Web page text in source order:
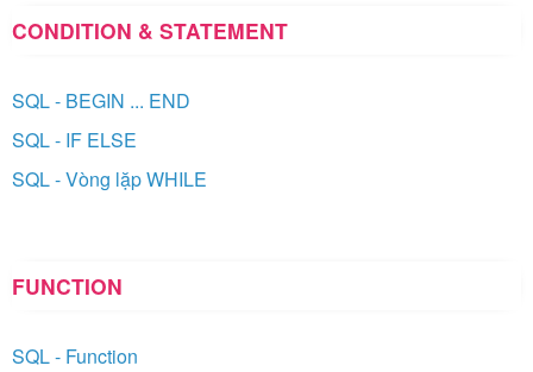
CONDITION & STATEMENT
SQL - BEGIN ... END
SQL - IF ELSE
SQL - Vòng lặp WHILE
FUNCTION
SQL - Function